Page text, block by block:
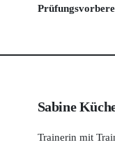
Sabine
Trainerin mit